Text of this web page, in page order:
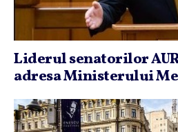
Liderul senatorilor
adresa Ministerului